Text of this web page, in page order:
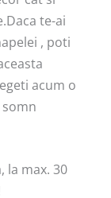
te-ai
, poti
acum o
la max. 30